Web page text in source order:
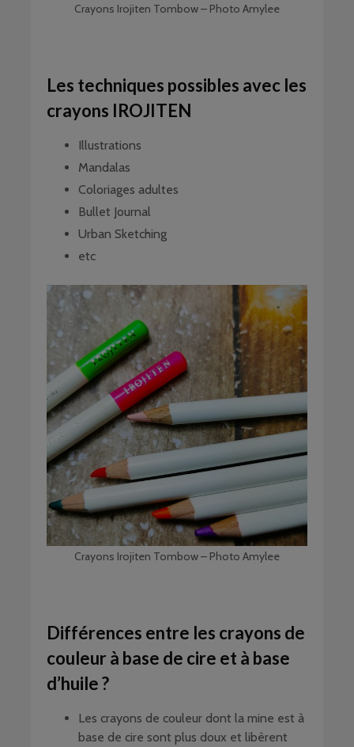
Crayons Irojiten Tombow – Photo Amylee
Les techniques possibles avec les
crayons IROJITEN
Illustrations
Mandalas
Coloriages adultes
Bullet Journal
Urban Sketching
etc
Crayons Irojiten Tombow – Photo Amylee
Différences entre les crayons de
couleur à base de cire et à base
d’huile ?
Les crayons de couleur dont la mine est à
base de cire sont plus doux et libèrent